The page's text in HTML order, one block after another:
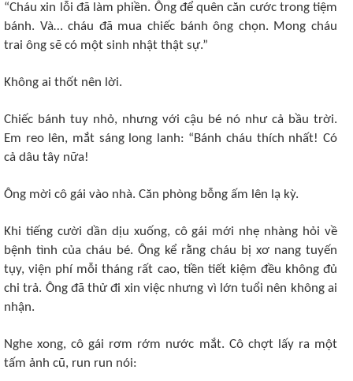
“Cháu xin lỗi đã làm phiền. Ông để quên căn cước trong tiệm
bánh. Và… cháu đã mua chiếc bánh ông chọn. Mong cháu
trai ông sẽ có một sinh nhật thật sự.”
Không ai thốt nên lời.
Chiếc bánh tuy nhỏ, nhưng với cậu bé nó như cả bầu trời.
Em reo lên, mắt sáng long lanh: “Bánh cháu thích nhất! Có
cả dâu tây nữa!
Ông mời cô gái vào nhà. Căn phòng bỗng ấm lên lạ kỳ.
Khi tiếng cười dần dịu xuống, cô gái mới nhẹ nhàng hỏi về
bệnh tình của cháu bé. Ông kể rằng cháu bị xơ nang tuyến
tụy, viện phí mỗi tháng rất cao, tiền tiết kiệm đều không đủ
chi trả. Ông đã thử đi xin việc nhưng vì lớn tuổi nên không ai
nhận.
Nghe xong, cô gái rơm rớm nước mắt. Cô chợt lấy ra một
tấm ảnh cũ, run run nói: